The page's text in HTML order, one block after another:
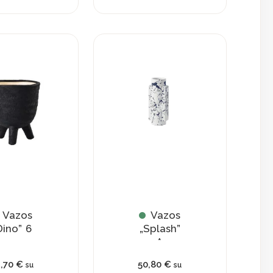
Vazos
6
€ su
Vazos
„Splash”
A
50,80€ su